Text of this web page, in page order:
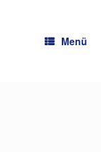
Menü